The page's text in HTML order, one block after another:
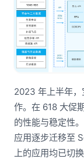
2023 年上半年
作。在 618 大促
的性能与稳定性
应用逐步迁移至
上的应用均已切